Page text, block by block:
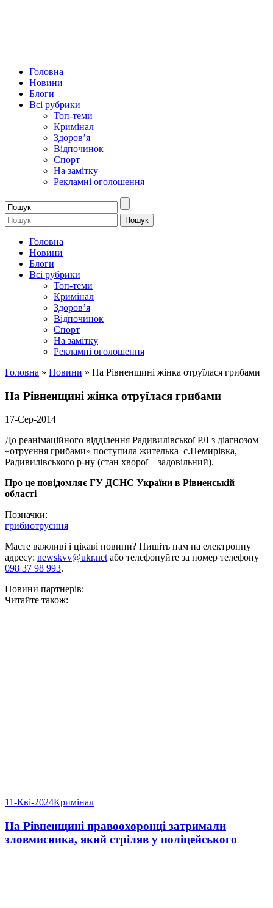
Головна
Новини
Блоги
Всі рубрики
Топ-теми
Кримінал
Здоров’я
Відпочинок
Спорт
На замітку
Рекламні оголошення
Головна
Новини
Блоги
Всі рубрики
Топ-теми
Кримінал
Здоров’я
Відпочинок
Спорт
На замітку
Рекламні оголошення
Головна » Новини » На Рівненщині жінка отруїлася грибами
На Рівненщині жінка отруїлася грибами
17-Сер-2014
До реанімаційного відділення Радивилівської РЛ з діагнозом
«отруєння грибами» поступила жителька с.Немирівка,
Радивилівського р-ну (стан хворої – задовільний).
Про це повідомляє ГУ ДСНС України в Рівненській
області
Позначки:
грибиотруєння
Маєте важливі і цікаві новини? Пишіть нам на електронну
адресу: newskvv@ukr.netабо телефонуйте за номер телефону
098 37 98 993.
Новини партнерів:
Читайте також:
11-Кві-2024Кримінал
На Рівненщині правоохоронці затримали
зловмисника, який стріляв у поліцейського